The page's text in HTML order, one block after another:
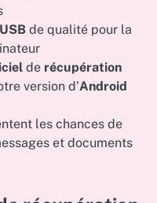
de qualité pour la
de récupération
version d’Android
les chances de
et documents